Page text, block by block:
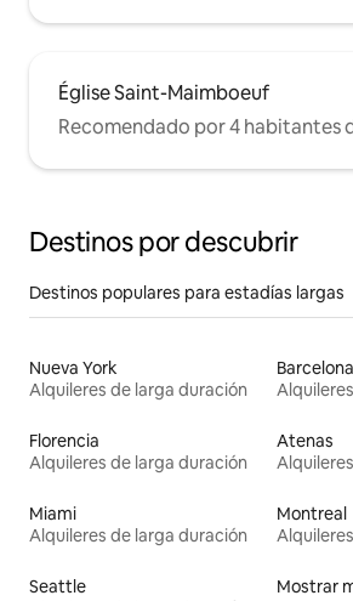
Église Saint-Maimboeuf
Recomendado por 4 habitantes
Destinos por descubrir
Destinos populares para estadías largas
Nueva York
Alquileres de larga duración
Barcelona
Florencia
Alquileres de larga duración
Atenas
Miami
Alquileres de larga duración
Montreal
Seattle
Mostrar